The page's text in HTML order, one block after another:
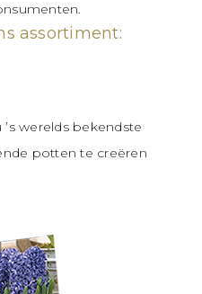
assortiment:
werelds bekendste
potten te creëren